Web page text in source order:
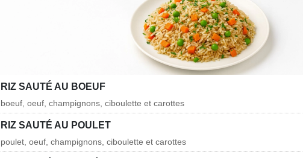
RIZ SAUTÉ AU BOEUF
boeuf, oeuf, champignons, ciboulette et carottes
RIZ SAUTÉ AU POULET
poulet, oeuf, champignons, ciboulette et carottes